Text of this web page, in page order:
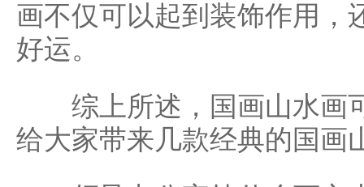
画不仅可以起到装饰作用，
好运。
综上所述，国画山水画
给大家带来几款经典的国画